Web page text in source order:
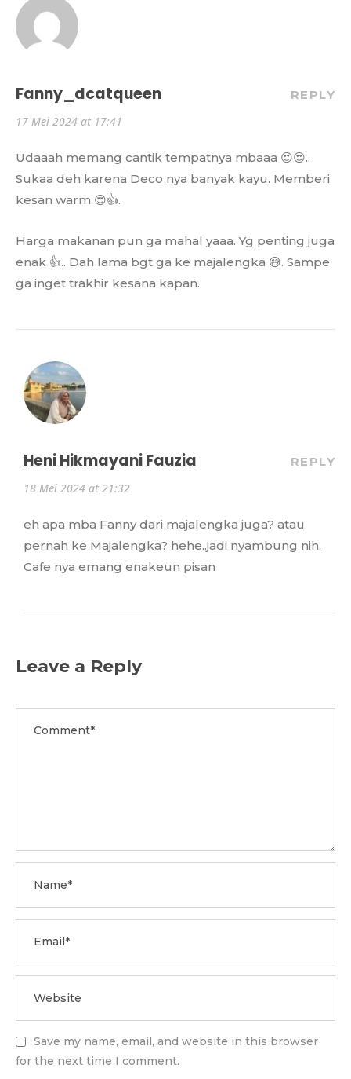
Fanny_dcatqueen
17 Mei 2024 at 17:41
REPLY
Udaaah memang cantik tempatnya mbaaa 😍😍..
Sukaa deh karena Deco nya banyak kayu. Memberi
kesan warm 😍👍.
Harga makanan pun ga mahal yaaa. Yg penting juga
enak 👍.. Dah lama bgt ga ke majalengka 😅. Sampe
ga inget trakhir kesana kapan.
Heni Hikmayani Fauzia
18 Mei 2024 at 21:32
REPLY
eh apa mba Fanny dari majalengka juga? atau
pernah ke Majalengka? hehe..jadi nyambung nih.
Cafe nya emang enakeun pisan
Leave a Reply
Save my name, email, and website in this browser
for the next time I comment.